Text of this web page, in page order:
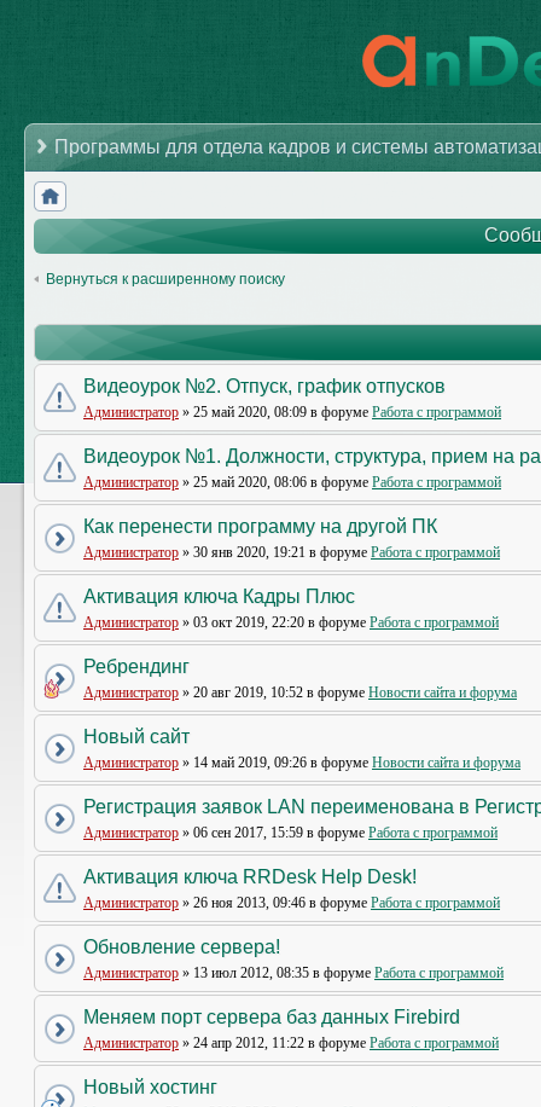
Программы для отдела кадров и системы
Вернуться к расширенному поиску
Видеоурок №2. Отпуск, график отпусков
Администратор » 25 май 2020, 08:09 в форуме Работа с программой
Видеоурок №1. Должности, структура, прием на
Администратор » 25 май 2020, 08:06 в форуме Работа с программой
Как перенести программу на другой ПК
Администратор » 30 янв 2020, 19:21 в форуме Работа с программой
Активация ключа Кадры Плюс
Администратор » 03 окт 2019, 22:20 в форуме Работа с программой
Ребрендинг
Администратор » 20 авг 2019, 10:52 в форуме Новости сайта и форума
Новый сайт
Администратор » 14 май 2019, 09:26 в форуме Новости сайта и форума
Регистрация заявок LAN переименована в
Администратор » 06 сен 2017, 15:59 в форуме Работа с программой
Активация ключа RRDesk Help Desk!
Администратор » 26 ноя 2013, 09:46 в форуме Работа с программой
Обновление сервера!
Администратор » 13 июл 2012, 08:35 в форуме Работа с программой
Меняем порт сервера баз данных Firebird
Администратор » 24 апр 2012, 11:22 в форуме Работа с программой
Новый хостинг